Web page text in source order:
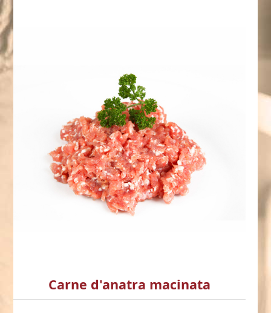
Carne d'anatra macinata